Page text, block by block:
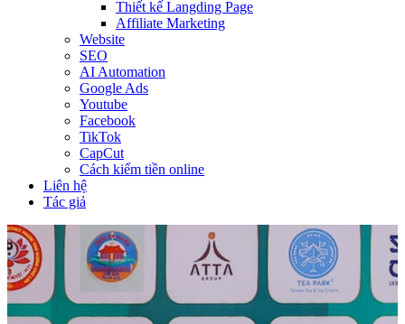
Thiết kế Langding Page
Affiliate Marketing
Website
SEO
AI Automation
Google Ads
Youtube
Facebook
TikTok
CapCut
Cách kiếm tiền online
Liên hệ
Tác giả